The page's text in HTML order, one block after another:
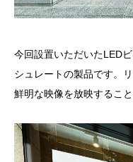
今回設置いただいたLED
シュレートの製品です。
鮮明な映像を放映すること